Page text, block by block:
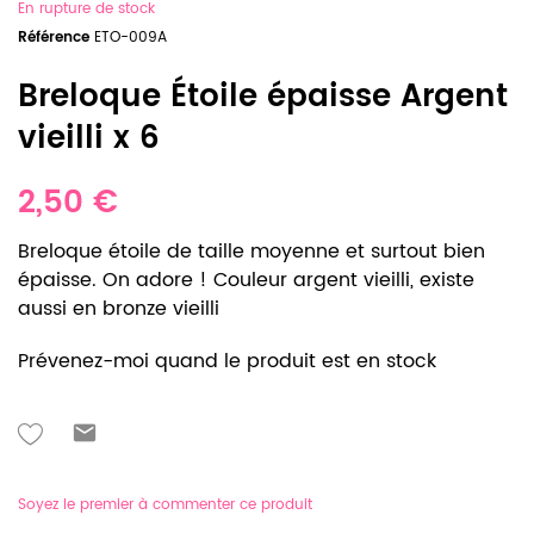
En rupture de stock
Référence ETO-009A
Breloque Étoile épaisse Argent
vieilli x 6
2,50 €
Breloque étoile de taille moyenne et surtout bien
épaisse. On adore ! Couleur argent vieilli, existe
aussi en bronze vieilli
Prévenez-moi quand le produit est en stock
Soyez le premier à commenter ce produit